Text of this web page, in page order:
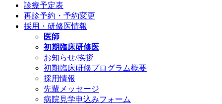
診療予定表
再診予約・予約変更
採用・研修医情報
医師
初期臨床研修医
お知らせ/挨拶
初期臨床研修プログラム概要
採用情報
先輩メッセージ
病院見学申込みフォーム